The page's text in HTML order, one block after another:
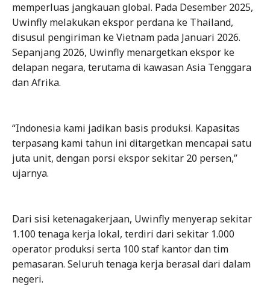
memperluas jangkauan global. Pada Desember 2025,
Uwinfly melakukan ekspor perdana ke Thailand,
disusul pengiriman ke Vietnam pada Januari 2026.
Sepanjang 2026, Uwinfly menargetkan ekspor ke
delapan negara, terutama di kawasan Asia Tenggara
dan Afrika.
“Indonesia kami jadikan basis produksi. Kapasitas
terpasang kami tahun ini ditargetkan mencapai satu
juta unit, dengan porsi ekspor sekitar 20 persen,”
ujarnya.
Dari sisi ketenagakerjaan, Uwinfly menyerap sekitar
1.100 tenaga kerja lokal, terdiri dari sekitar 1.000
operator produksi serta 100 staf kantor dan tim
pemasaran. Seluruh tenaga kerja berasal dari dalam
negeri.